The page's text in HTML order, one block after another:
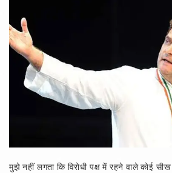
मुझे नहीं लगता कि विरोधी पक्ष में रहने वाले कोई